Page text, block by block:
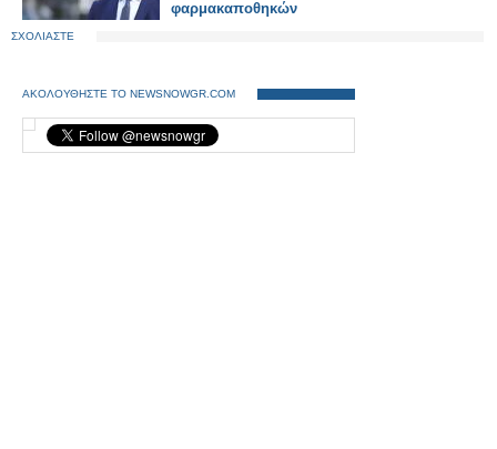
φαρμακαποθηκών
ΣΧΟΛΙΑΣΤΕ
ΑΚΟΛΟΥΘΗΣΤΕ ΤΟ NEWSNOWGR.COM